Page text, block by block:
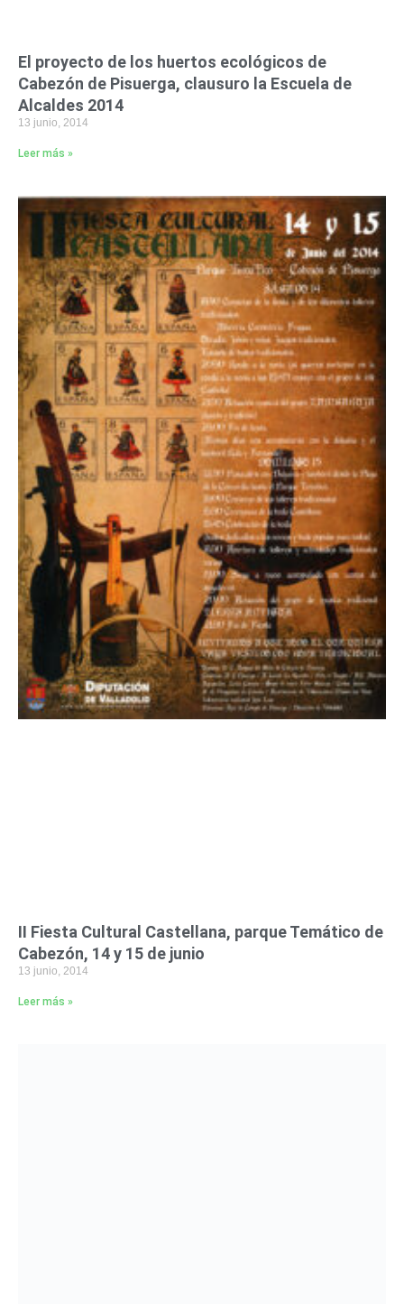
El proyecto de los huertos ecológicos de
Cabezón de Pisuerga, clausuro la Escuela de
Alcaldes 2014
13 junio, 2014
Leer más »
II Fiesta Cultural Castellana, parque Temático de
Cabezón, 14 y 15 de junio
13 junio, 2014
Leer más »